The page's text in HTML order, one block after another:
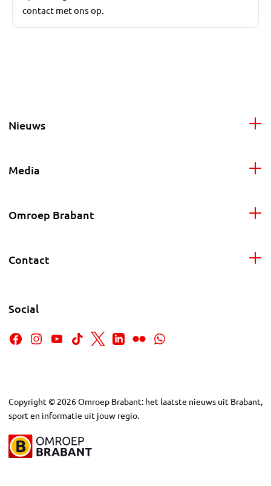
contact met ons op.
Nieuws
Media
Omroep Brabant
Contact
Social
Copyright © 2026Omroep Brabant: het laatste nieuws uit Brabant,
sport en informatie uit jouw regio.